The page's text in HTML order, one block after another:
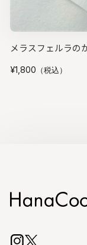
メラスフェルラの
¥1,800 （税込）